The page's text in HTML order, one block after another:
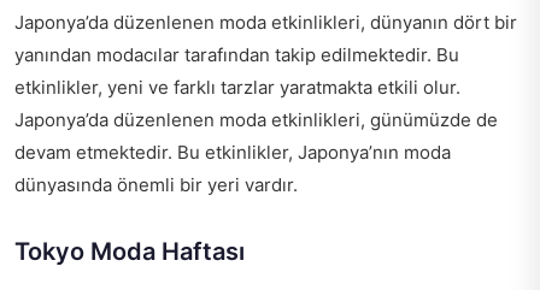
Japonya’da düzenlenen moda etkinlikleri, dünyanın dört bir
yanından modacılar tarafından takip edilmektedir. Bu
etkinlikler, yeni ve farklı tarzlar yaratmakta etkili olur.
Japonya’da düzenlenen moda etkinlikleri, günümüzde de
devam etmektedir. Bu etkinlikler, Japonya’nın moda
dünyasında önemli bir yeri vardır.
Tokyo Moda Haftası